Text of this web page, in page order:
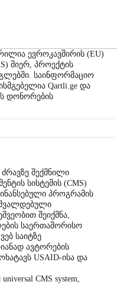
ევროკავშირის (EU)
მიერ, პროექტის
საინფორმაციო
Qartli.ge და
დონორების
შექმნილი
სისტემის (CMS)
პროგრამის
შეიქმნა,
საერთაშორისო
საიტზე
ავტორების
USAID-ისა და
CMS system,